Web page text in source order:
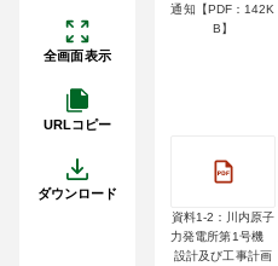
全画面表示
URLコピー
ダウンロード
通知【PDF：142K
B】
資料1-2：川内原子
力発電所第1号機
設計及び工事計画